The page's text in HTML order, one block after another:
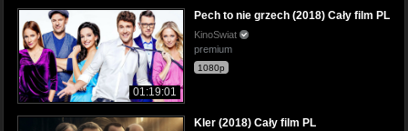
01:19:01
Pech to nie grzech (2018) Cały film PL
KinoSwiat
premium
1080p
Kler (2018) Cały film PL